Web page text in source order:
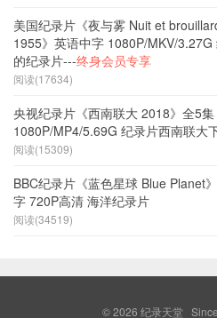
美国纪录片《夜与雾 Nuit et
1955》英语中字 1080P/MKV/
的纪录片---终身会员专享
阅读(17634)
央视纪录片《西南联大 2018》全5
1080P/MP4/5.69G 纪录片西南联大
阅读(15309)
BBC纪录片《蓝色星球 Blue Planet
字 720P高清 海洋纪录片
阅读(34519)
© 2026 纪录天堂